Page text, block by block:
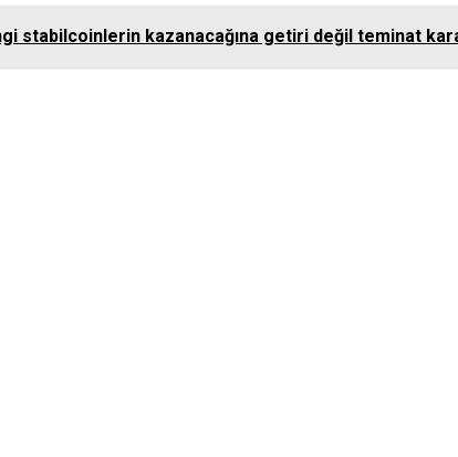
stabilcoinlerin kazanacağına getiri değil teminat